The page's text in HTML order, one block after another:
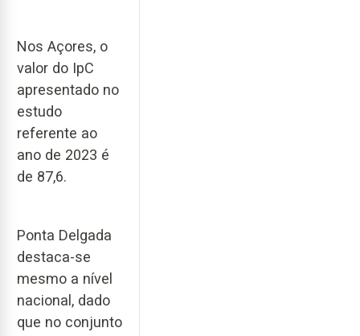
Nos Açores, o
valor do IpC
apresentado no
estudo
referente ao
ano de 2023 é
de 87,6.
Ponta Delgada
destaca-se
mesmo a nível
nacional, dado
que no conjunto